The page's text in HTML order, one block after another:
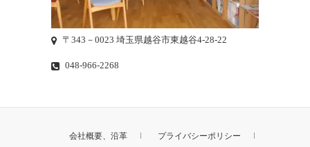
〒343－0023 埼玉県越谷市東越谷4-28-22
048-966-2268
会社概要、沿革 プライバシーポリシー